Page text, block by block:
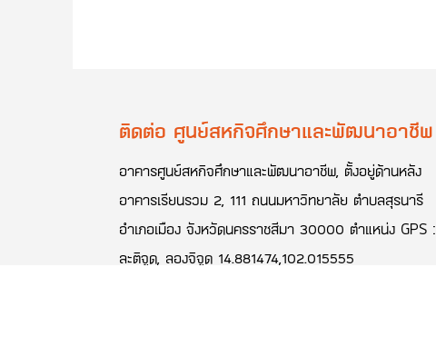
ติดต่อ ศูนย์สหกิจศึกษาและพัฒนาอาชีพ
อาคารศูนย์สหกิจศึกษาและพัฒนาอาชีพ, ตั้งอยู่ด้านหลัง
อาคารเรียนรวม 2, 111 ถนนมหาวิทยาลัย ตำบลสุรนารี
อำเภอเมือง จังหวัดนครราชสีมา 30000 ตำแหน่ง GPS :
ละติจูด, ลองจิจูด 14.881474,102.015555